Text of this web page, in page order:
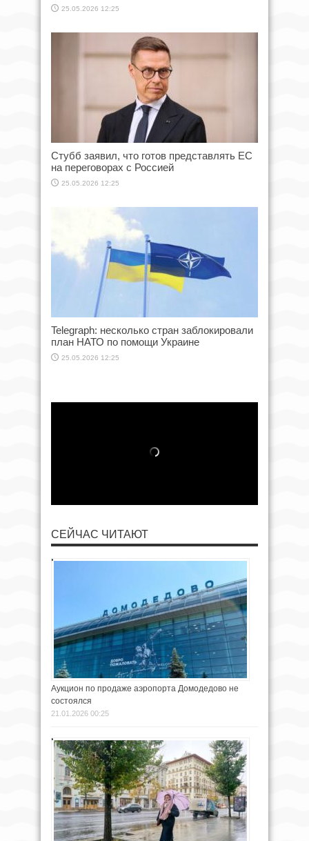
25.05.2026 12:25
Стубб заявил, что готов представлять ЕС
на переговорах с Россией
25.05.2026 12:25
Telegraph: несколько стран заблокировали
план НАТО по помощи Украине
25.05.2026 12:25
СЕЙЧАС ЧИТАЮТ
Аукцион по продаже аэропорта Домодедово не
состоялся
21.01.2026 00:25